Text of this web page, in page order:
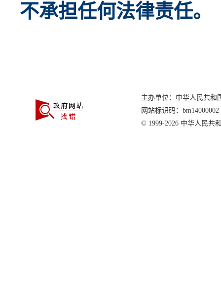
不承担任何法律责任。
主办单位：中华人民共和
网站标识码： bm14000002
© 1999-2026 中华人民共